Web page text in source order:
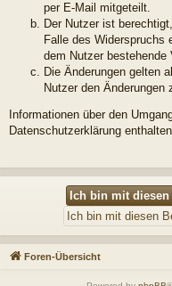
per E-Mail mitgeteilt.
Der Nutzer ist
Falle des Widerspruchs
dem Nutzer bestehende
Die Änderungen gelten
Nutzer den Änderungen
Informationen über den
Datenschutzerklärung enthalten.
Foren-Übersicht